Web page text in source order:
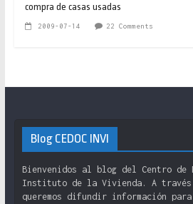
compra de casas usadas
2009-07-14 22 Comments
Blog CEDOC INVI
Bienvenidos al blog del Centro de
Instituto de la Vivienda. A través
queremos difundir información